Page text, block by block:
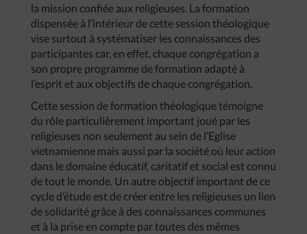
la mission confiée aux religieuses. La formation
dispensée à l’intérieur de cette session théologique
vise surtout à systématiser les connaissances des
participantes car, en effet, chaque congrégation a
son propre programme de formation adapté à
l’esprit et aux objectifs de chaque congrégation.
Cette session de formation théologique témoigne
du rôle particulièrement important joué par les
religieuses non seulement au sein de l’Eglise
vietnamienne mais aussi par la société où leur action
dans le domaine éducatif, caritatif et social est connu
de tout le monde. Un autre objectif important de ce
cycle d’étude est de créer entre les religieuses un lien
de solidarité grâce à des connaissances communes
et à la prise en compte par toutes des mêmes